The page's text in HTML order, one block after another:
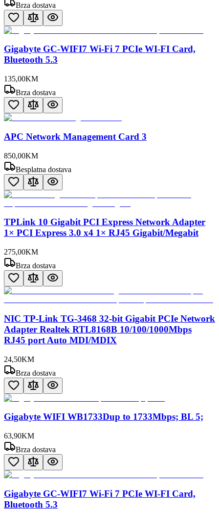
Brza dostava
Gigabyte GC-WIFI7 Wi-Fi 7 PCIe WI-FI Card,
Bluetooth 5.3
135,00KM
Brza dostava
APC Network Management Card 3
850,00KM
Besplatna dostava
TPLink 10 Gigabit PCI Express Network Adapter
1× PCI Express 3.0 x4 1× RJ45 Gigabit/Megabit
275,00KM
Brza dostava
NIC TP-Link TG-3468 32-bit Gigabit PCIe Network
Adapter Realtek RTL8168B 10/100/1000Mbps
RJ45 port Auto MDI/MDIX
24,50KM
Brza dostava
Gigabyte WIFI WB1733Dup to 1733Mbps; BL 5;
63,90KM
Brza dostava
Gigabyte GC-WIFI7 Wi-Fi 7 PCIe WI-FI Card,
Bluetooth 5.3